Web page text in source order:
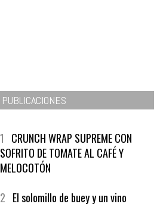
1CRUNCH WRAP SUPREME CON
SOFRITO DE TOMATE AL CAFÉ Y
MELOCOTÓN